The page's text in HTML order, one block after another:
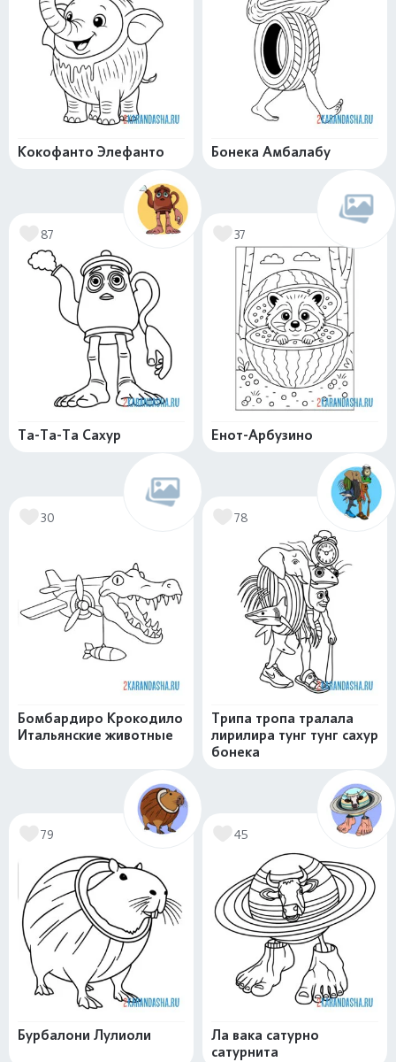
Кокофанто Элефанто Бонека Амбалабу
87
Та-Та-Та Сахур
37
Енот-Арбузино
30
Бомбардиро Крокодило
Итальянские животные
78
Трипа тропа тралала
лирилира тунг тунг сахур
бонека
79
Бурбалони Лулиоли
45
Ла вака сатурно
сатурнита